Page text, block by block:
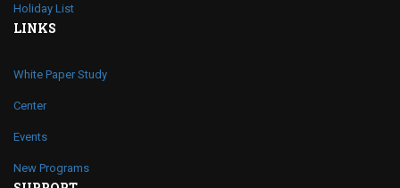
Holiday List
LINKS
White Paper Study
Center
Events
New Programs